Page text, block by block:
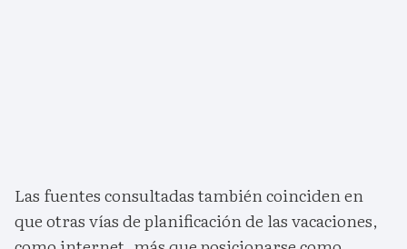
Las fuentes consultadas también coinciden en
que otras vías de planificación de las vacaciones,